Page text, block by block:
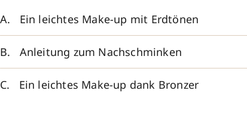
Ein leichtes Make-up mit Erdtönen
Anleitung zum Nachschminken
Ein leichtes Make-up dank Bronzer